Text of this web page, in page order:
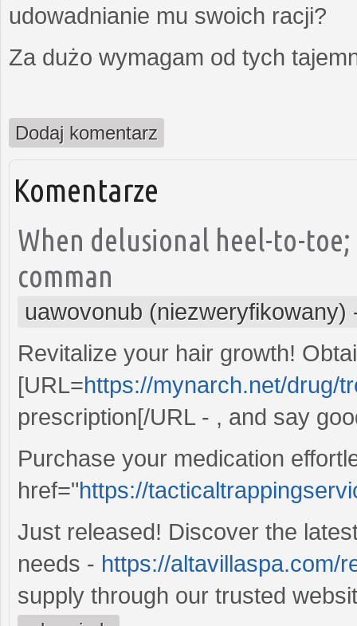
udowadnianie mu swoich racji?
Za dużo wymagam od tych
Dodaj komentarz
Komentarze
When delusional heel-to-
comman
uawovonub (niezweryfikowany)
Revitalize your hair growth!
[URL=https://mynarch.net/drug/
prescription[/URL - , and say
Purchase your medication
href="https://
Just released! Discover the
needs - https://altavillaspa.com/
supply through our trusted